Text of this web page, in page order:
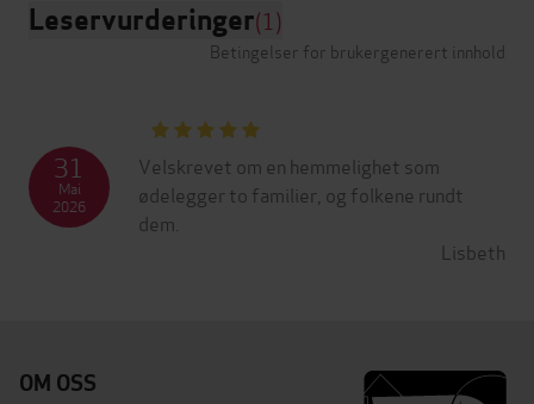
Leservurderinger(1)
Betingelser for brukergenerert innhold
Velskrevet om en hemmelighet som
ødelegger to familier, og folkene rundt
dem.
Lisbeth
31
Mai
2026
OM OSS